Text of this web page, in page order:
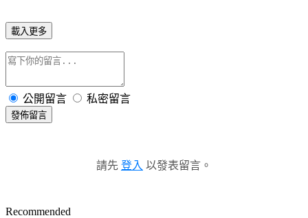
載入更多
公開留言 私密留言
發佈留言
請先 登入 以發表留言。
Recommended